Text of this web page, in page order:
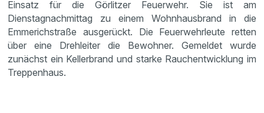
Einsatz für die Görlitzer Feuerwehr. Sie ist am
Dienstagnachmittag zu einem Wohnhausbrand in die
Emmerichstraße ausgerückt. Die Feuerwehrleute retten
über eine Drehleiter die Bewohner. Gemeldet wurde
zunächst ein Kellerbrand und starke Rauchentwicklung im
Treppenhaus.